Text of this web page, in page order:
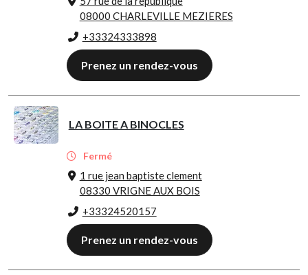
08000 CHARLEVILLE MEZIERES
+33324333898
Prenez un rendez-vous
LA BOITE A BINOCLES
Fermé
1 rue jean baptiste clement
08330 VRIGNE AUX BOIS
+33324520157
Prenez un rendez-vous